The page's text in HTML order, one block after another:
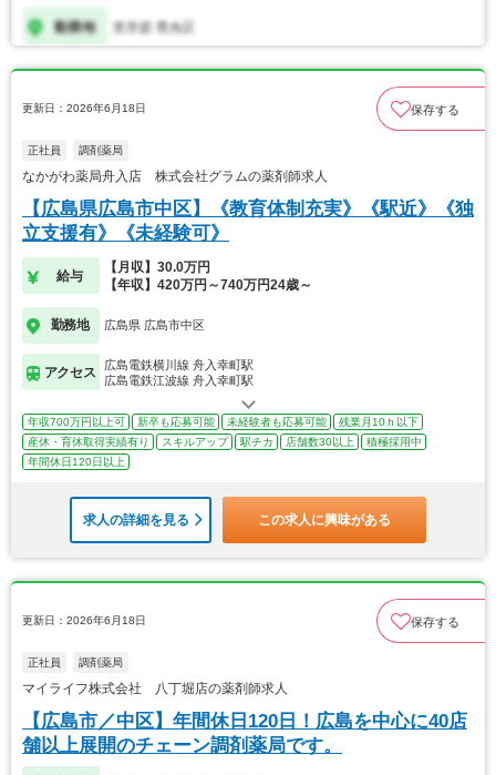
更新日：2026年6月18日 保存する
正社員 調剤薬局
なかがわ薬局舟入店 株式会社グラムの薬剤師求人
【広島県広島市中区】《教育体制充実》《駅近》《独
立支援有》《未経験可》
給与
【月収】30.0万円
【年収】420万円～740万円24歳～
勤務地 広島県 広島市中区
アクセス
広島電鉄横川線 舟入幸町駅
広島電鉄江波線 舟入幸町駅
年収700万円以上可 新卒も応募可能 未経験者も応募可能
残業月10ｈ以下
産休・育休取得実績有り
スキルアップ 駅チカ 店舗数30以上
積極採用中
年間休日120日以上
求人の詳細を見る この求人に興味がある
更新日：2026年6月18日 保存する
正社員 調剤薬局
マイライフ株式会社 八丁堀店の薬剤師求人
【広島市／中区】年間休日120日！広島を中心に40店
舗以上展開のチェーン調剤薬局です。